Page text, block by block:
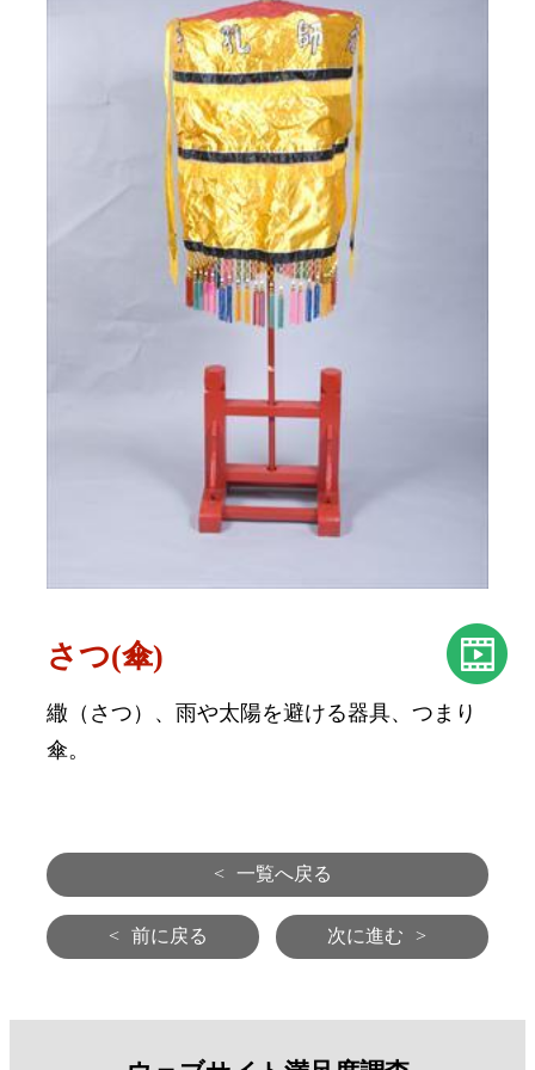
さつ(傘)
繖（さつ）、雨や太陽を避ける器具、つまり
傘。
< 一覧へ戻る
< 前に戻る 次に進む >